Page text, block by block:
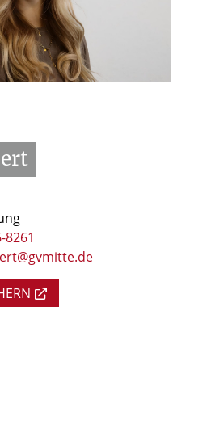
8261